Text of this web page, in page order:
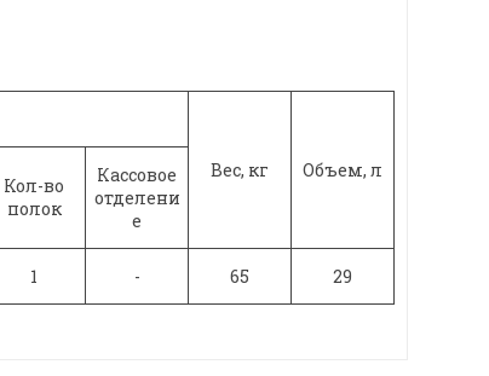
Вес, кг
Объем, л
Кол-во
полок
Кассовое
отделени
е
1 - 65 29